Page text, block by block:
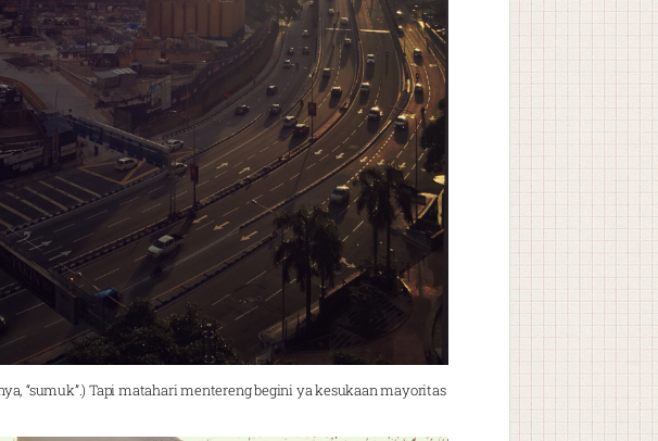
“sumuk”.) Tapi matahari mentereng begini ya kesukaan mayoritas